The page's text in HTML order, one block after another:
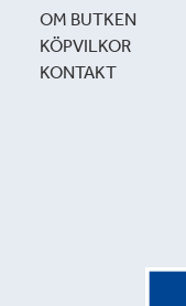
OM BUTKEN
KÖPVILKOR
KONTAKT